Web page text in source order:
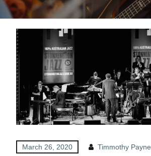
March 26, 2020 Timmothy Payne